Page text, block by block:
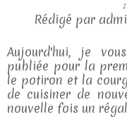
Rédigé par
Aujourd'hui, je
publiée pour la
le potiron et la
de cuisiner de
nouvelle fois un